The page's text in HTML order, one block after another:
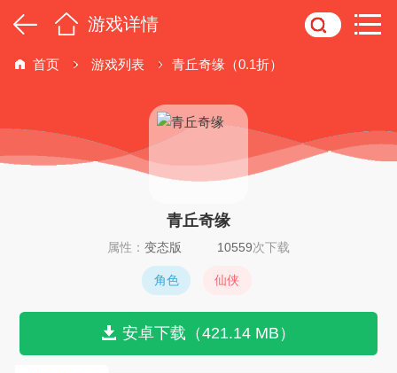
游戏详情
首页 游戏列表 青丘奇缘（0.1折）
青丘奇缘
属性： 变态版 10559次下载
角色 仙侠
安卓下载（421.14 MB）